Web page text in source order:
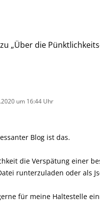
„Über die
um 16:44 Uhr
Blog ist das.
die Verspätung einer
runterzuladen oder als
für meine Haltestelle